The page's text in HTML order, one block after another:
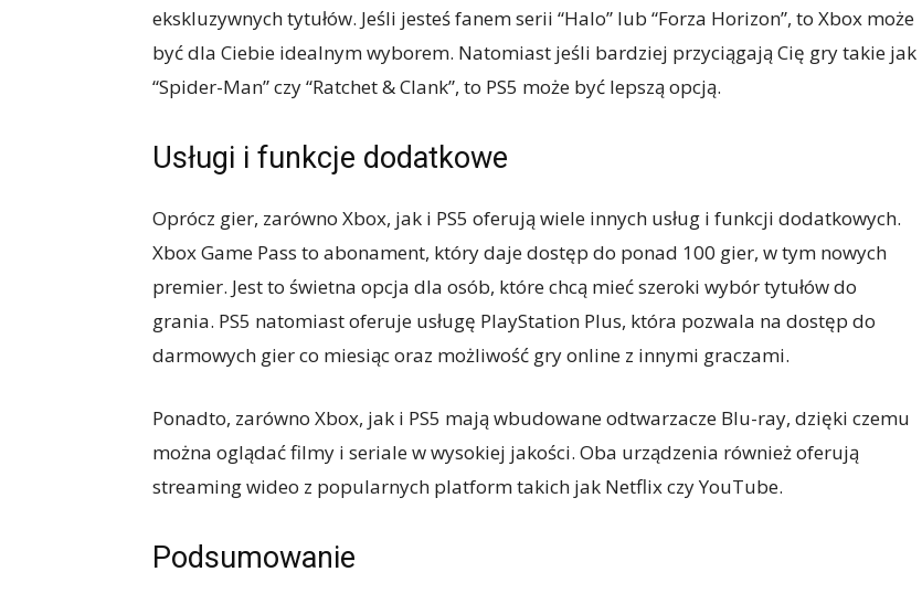
ekskluzywnych tytułów. Jeśli jesteś fanem serii “Halo” lub “Forza Horizon”, to Xbox może
być dla Ciebie idealnym wyborem. Natomiast jeśli bardziej przyciągają Cię gry takie jak
“Spider-Man” czy “Ratchet & Clank”, to PS5 może być lepszą opcją.
Usługi i funkcje dodatkowe
Oprócz gier, zarówno Xbox, jak i PS5 oferują wiele innych usług i funkcji dodatkowych.
Xbox Game Pass to abonament, który daje dostęp do ponad 100 gier, w tym nowych
premier. Jest to świetna opcja dla osób, które chcą mieć szeroki wybór tytułów do
grania. PS5 natomiast oferuje usługę PlayStation Plus, która pozwala na dostęp do
darmowych gier co miesiąc oraz możliwość gry online z innymi graczami.
Ponadto, zarówno Xbox, jak i PS5 mają wbudowane odtwarzacze Blu-ray, dzięki czemu
można oglądać filmy i seriale w wysokiej jakości. Oba urządzenia również oferują
streaming wideo z popularnych platform takich jak Netflix czy YouTube.
Podsumowanie